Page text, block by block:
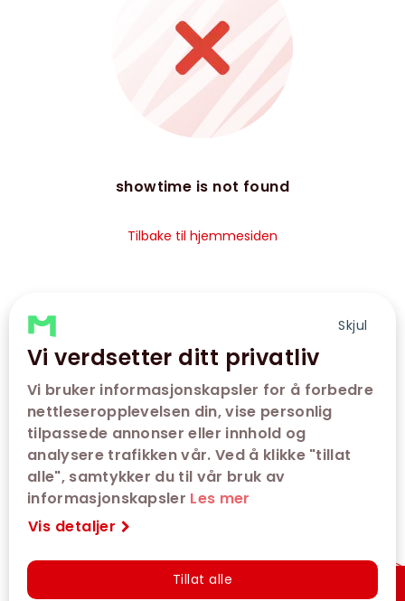
Skjul
Vi verdsetter ditt privatliv
Vi bruker informasjonskapsler for å forbedre
nettleseropplevelsen din, vise personlig
tilpassede annonser eller innhold og
analysere trafikken vår. Ved å klikke "tillat
alle", samtykker du til vår bruk av
informasjonskapsler Les mer
Vis detaljer
Tillat alle
showtime is not found
Tilbake til hjemmesiden